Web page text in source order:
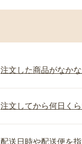
注文した商品がなか
注文してから何日くら
配送日時や配送便を